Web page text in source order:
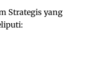
Strategis yang